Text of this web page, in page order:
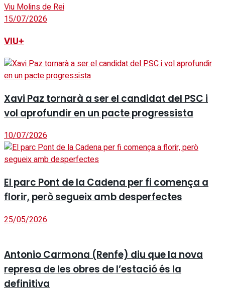
Viu Molins de Rei
15/07/2026
VIU+
Xavi Paz tornarà a ser el candidat del PSC i
vol aprofundir en un pacte progressista
10/07/2026
El parc Pont de la Cadena per fi comença a
florir, però segueix amb desperfectes
25/05/2026
Antonio Carmona (Renfe) diu que la nova
represa de les obres de l’estació és la
definitiva